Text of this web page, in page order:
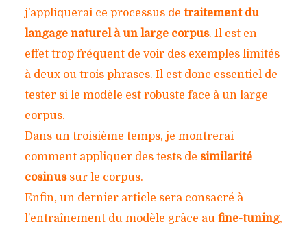
j’appliquerai ce processus de traitement du
langage naturel à un large corpus. Il est en
effet trop fréquent de voir des exemples limités
à deux ou trois phrases. Il est donc essentiel de
tester si le modèle est robuste face à un large
corpus.
Dans un troisième temps, je montrerai
comment appliquer des tests de similarité
cosinussur le corpus.
Enfin, un dernier article sera consacré à
l’entraînement du modèle grâce au fine-tuning,